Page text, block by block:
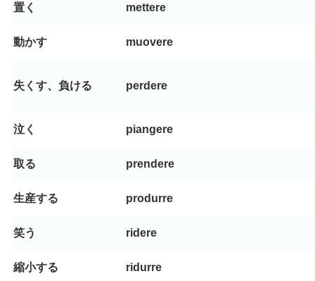
置く mettere
動かす muovere
失くす、負ける perdere
泣く piangere
取る prendere
生産する produrre
笑う ridere
縮小する ridurre